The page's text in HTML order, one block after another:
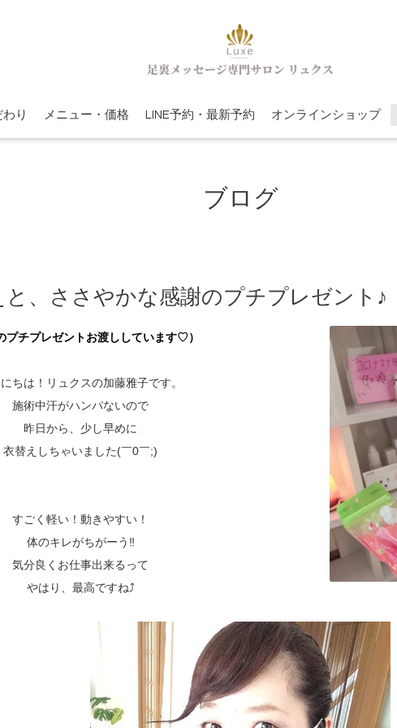
り メニュー・価格 LINE予約・最新予約 オンラインショップ
ブログ
と、ささやかな感謝のプチプレゼント♪
プチプレゼントお渡ししています♡）
ちは！リュクスの加藤雅子です。
施術中汗がハンパないので
昨日から、少し早めに
衣替えしちゃいました(￣0￣;)
すごく軽い！動きやすい！
体のキレがちがーう‼
気分良くお仕事出来るって
やはり、最高ですね⤴